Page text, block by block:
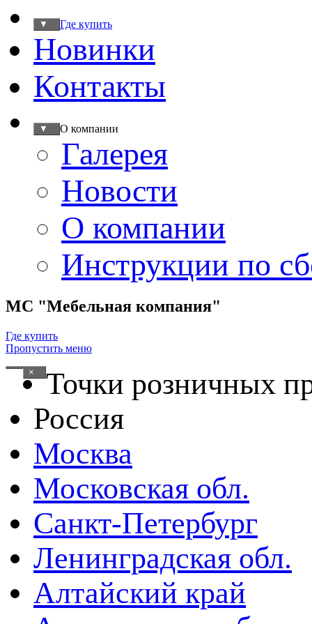
Где купить
▼
Новинки
Контакты
О компании
▼
Галерея
Новости
О компании
Инструкции по
МС "Мебельная компания"
Где купить
Пропустить меню
×
Точки розничных
Россия
Москва
Московская обл.
Санкт-Петербург
Ленинградская обл.
Алтайский край